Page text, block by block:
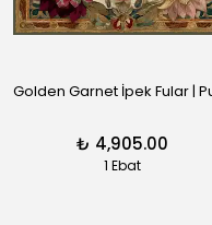
₺ 4,905.00
1 Ebat